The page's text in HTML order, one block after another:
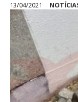
13/04/2021